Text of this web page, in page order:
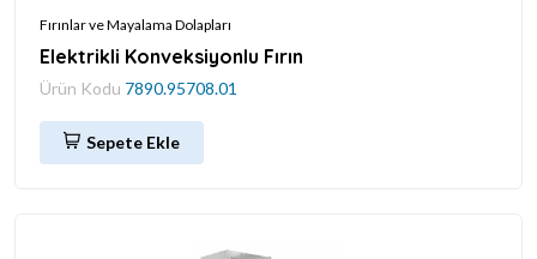
Fırınlar ve Mayalama Dolapları
Elektrikli Konveksiyonlu Fırın
Ürün Kodu 7890.95708.01
Sepete Ekle